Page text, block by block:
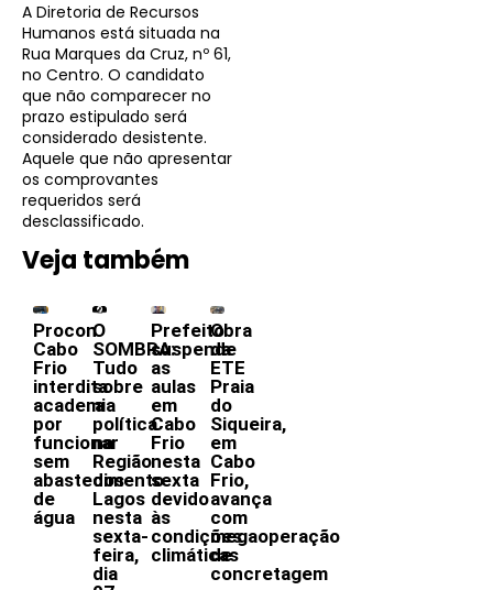
A Diretoria de Recursos
Humanos está situada na
Rua Marques da Cruz, nº 61,
no Centro. O candidato
que não comparecer no
prazo estipulado será
considerado desistente.
Aquele que não apresentar
os comprovantes
requeridos será
desclassificado.
Veja também
Procon
Cabo
Frio
interdita
academia
por
funcionar
sem
abastecimento
de
água
O
SOMBRA:
Tudo
sobre
a
política
na
Região
dos
Lagos
nesta
sexta-
feira,
dia
Prefeito
suspende
as
aulas
em
Cabo
Frio
nesta
sexta
devido
às
condições
climáticas
Obra
da
ETE
Praia
do
Siqueira,
em
Cabo
Frio,
avança
com
megaoperação
de
concretagem